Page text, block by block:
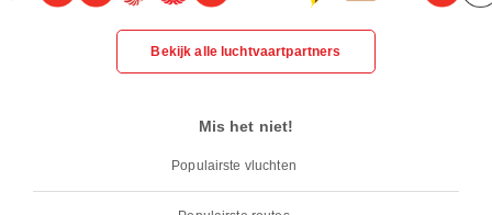
Bekijk alle luchtvaartpartners
Mis het niet!
Populairste vluchten